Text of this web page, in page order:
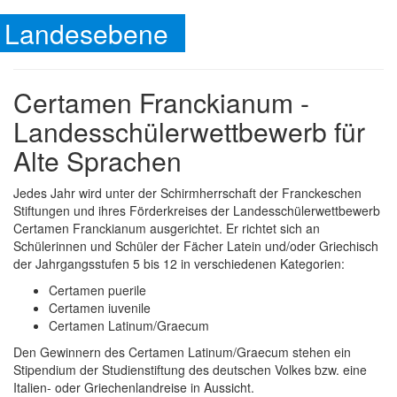
Landesebene
Certamen Franckianum -
Landesschülerwettbewerb für
Alte Sprachen
Jedes Jahr wird unter der Schirmherrschaft der Franckeschen
Stiftungen und ihres Förderkreises der Landesschülerwettbewerb
Certamen Franckianum ausgerichtet. Er richtet sich an
Schülerinnen und Schüler der Fächer Latein und/oder Griechisch
der Jahrgangsstufen 5 bis 12 in verschiedenen Kategorien:
Certamen puerile
Certamen iuvenile
Certamen Latinum/Graecum
Den Gewinnern des Certamen Latinum/Graecum stehen ein
Stipendium der Studienstiftung des deutschen Volkes bzw. eine
Italien- oder Griechenlandreise in Aussicht.